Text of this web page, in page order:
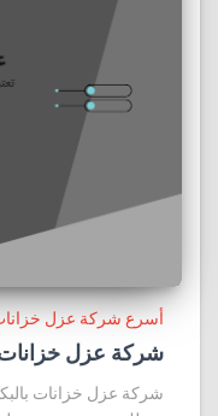
أسرع شركة عزل خزانات
شركة عزل خزانات